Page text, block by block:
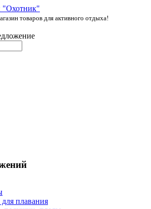
товаров для активного отдыха!
плавания